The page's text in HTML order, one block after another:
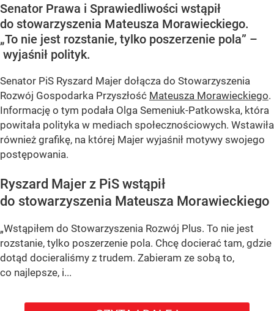
Senator Prawa i Sprawiedliwości wstąpił
do stowarzyszenia Mateusza Morawieckiego.
„To nie jest rozstanie, tylko poszerzenie pola” –
wyjaśnił polityk.
Senator PiS Ryszard Majer dołącza do Stowarzyszenia
Rozwój Gospodarka Przyszłość Mateusza Morawieckiego.
Informację o tym podała Olga Semeniuk-Patkowska, która
powitała polityka w mediach społecznościowych. Wstawiła
również grafikę, na której Majer wyjaśnił motywy swojego
postępowania.
Ryszard Majer z PiS wstąpił
do stowarzyszenia Mateusza Morawieckiego
„Wstąpiłem do Stowarzyszenia Rozwój Plus. To nie jest
rozstanie, tylko poszerzenie pola. Chcę docierać tam, gdzie
dotąd docieraliśmy z trudem. Zabieram ze sobą to,
co najlepsze, i...